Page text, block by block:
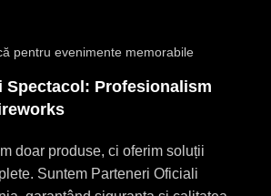
pentru evenimente memorabile
Spectacol: Profesionalism
doar produse, ci oferim soluții
Suntem Parteneri Oficiali